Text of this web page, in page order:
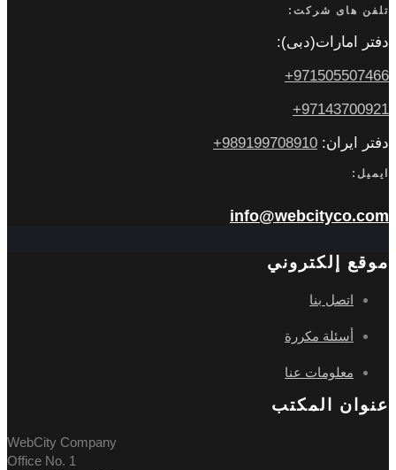
تلفن های شرکت:
دفتر امارات(دبی):
971505507466+
97143700921+
دفتر ایران: 989199708910+
ایمیل:
info@webcityco.com
موقع إلكتروني
اتصل بنا
أسئلة مكررة
معلومات عنا
عنوان المکتب
WebCity Company
Office No. 1